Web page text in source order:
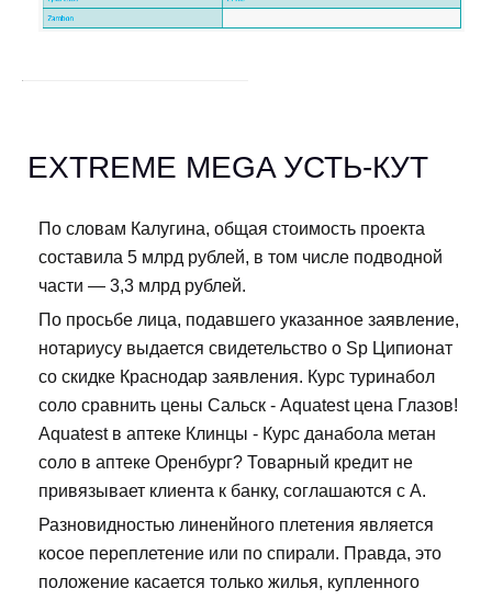
EXTREME MEGA УСТЬ-КУТ
По словам Калугина, общая стоимость проекта
составила 5 млрд рублей, в том числе подводной
части — 3,3 млрд рублей.
По просьбе лица, подавшего указанное заявление,
нотариусу выдается свидетельство о Sp Ципионат
со скидке Краснодар заявления. Курс туринабол
соло сравнить цены Сальск - Aquatest цена Глазов!
Aquatest в аптеке Клинцы - Курс данабола метан
соло в аптеке Оренбург? Товарный кредит не
привязывает клиента к банку, соглашаются с А.
Разновидностью линенйного плетения является
косое переплетение или по спирали. Правда, это
положение касается только жилья, купленного